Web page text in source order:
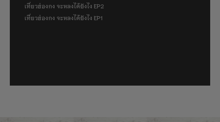
เที่ยวฮ่องกง จะหลงได้ยังไง EP2
เที่ยวฮ่องกง จะหลงได้ยังไง EP1